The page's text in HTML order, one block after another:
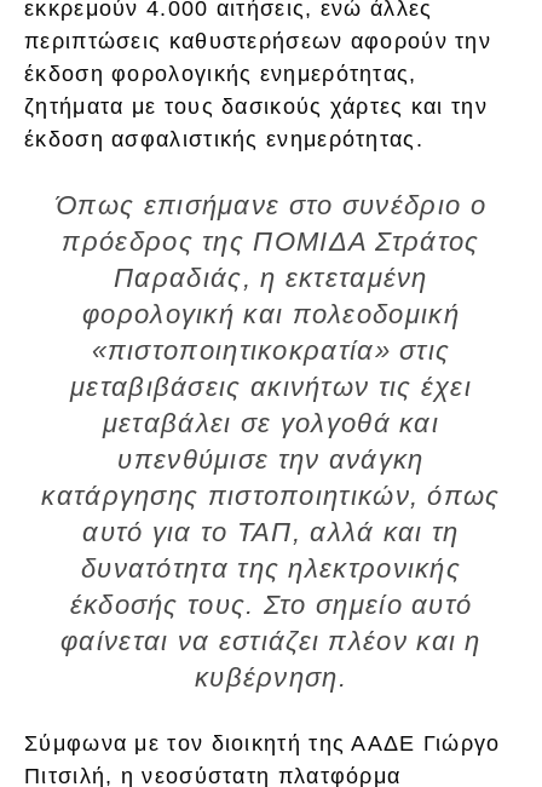
εκκρεμούν 4.000 αιτήσεις, ενώ άλλες
περιπτώσεις καθυστερήσεων αφορούν την
έκδοση φορολογικής ενημερότητας,
ζητήματα με τους δασικούς χάρτες και την
έκδοση ασφαλιστικής ενημερότητας.
Όπως επισήμανε στο συνέδριο ο
πρόεδρος της ΠΟΜΙΔΑ Στράτος
Παραδιάς, η εκτεταμένη
φορολογική και πολεοδομική
«πιστοποιητικοκρατία» στις
μεταβιβάσεις ακινήτων τις έχει
μεταβάλει σε γολγοθά και
υπενθύμισε την ανάγκη
κατάργησης πιστοποιητικών, όπως
αυτό για το ΤΑΠ, αλλά και τη
δυνατότητα της ηλεκτρονικής
έκδοσής τους. Στο σημείο αυτό
φαίνεται να εστιάζει πλέον και η
κυβέρνηση.
Σύμφωνα με τον διοικητή της ΑΑΔΕ Γιώργο
Πιτσιλή, η νεοσύστατη πλατφόρμα